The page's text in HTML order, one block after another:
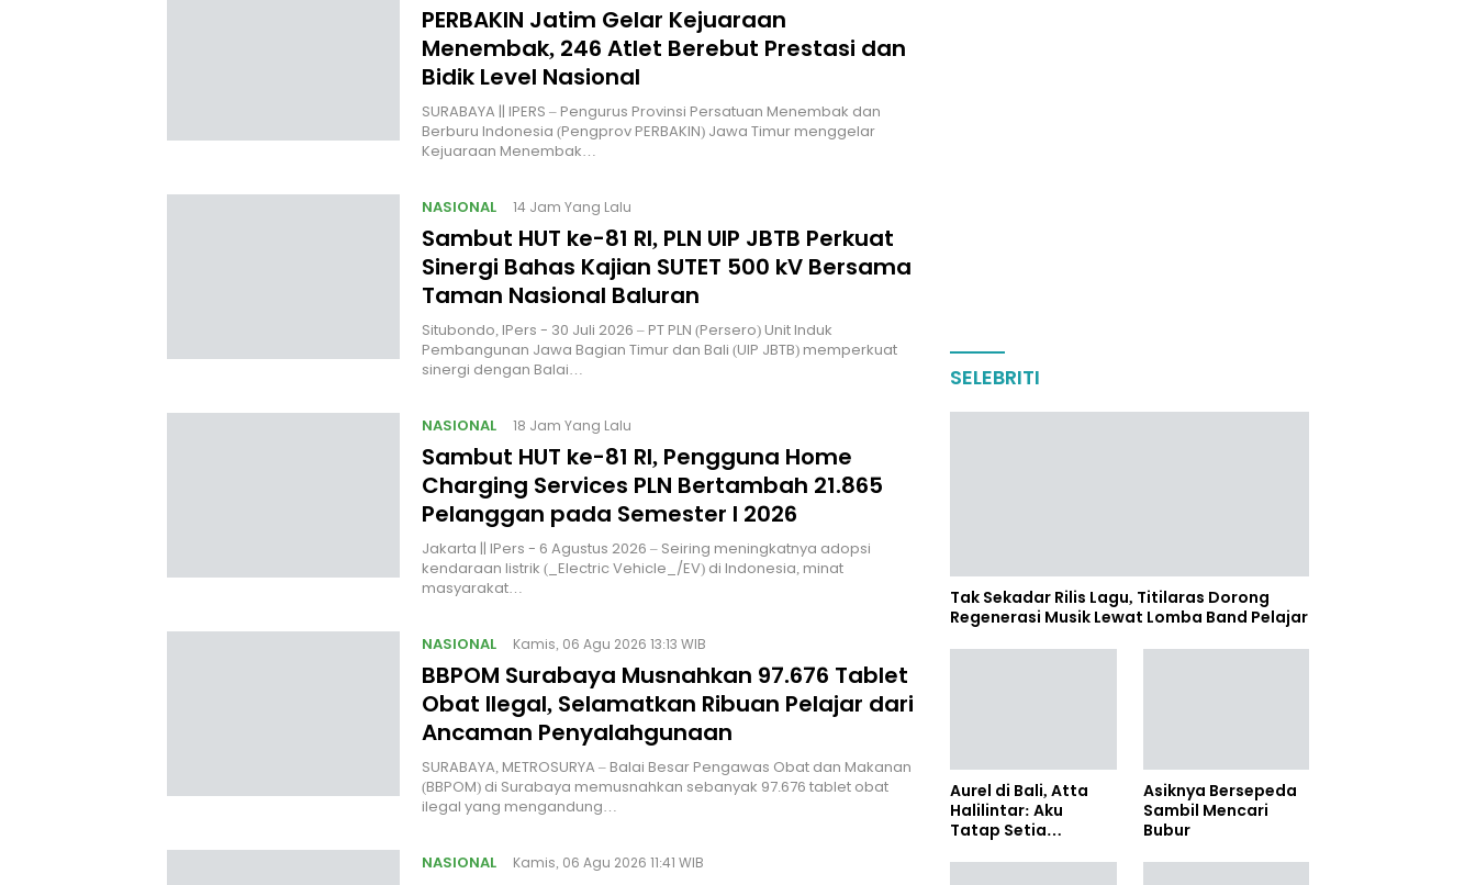
PERBAKIN Jatim Gelar Kejuaraan
Menembak, 246 Atlet Berebut Prestasi dan
Bidik Level Nasional
SURABAYA || IPERS – Pengurus Provinsi Persatuan Menembak dan
Berburu Indonesia (Pengprov PERBAKIN) Jawa Timur menggelar
Kejuaraan Menembak…
NASIONAL 14 Jam Yang Lalu
Sambut HUT ke-81 RI, PLN UIP JBTB Perkuat
Sinergi Bahas Kajian SUTET 500 kV Bersama
Taman Nasional Baluran
Situbondo, IPers - 30 Juli 2026 – PT PLN (Persero) Unit Induk
Pembangunan Jawa Bagian Timur dan Bali (UIP JBTB) memperkuat
sinergi dengan Balai…
NASIONAL 18 Jam Yang Lalu
Sambut HUT ke-81 RI, Pengguna Home
Charging Services PLN Bertambah 21.865
Pelanggan pada Semester I 2026
Jakarta || IPers - 6 Agustus 2026 – Seiring meningkatnya adopsi
kendaraan listrik (_Electric Vehicle_/EV) di Indonesia, minat
masyarakat…
NASIONAL Kamis, 06 Agu 2026 13:13 WIB
BBPOM Surabaya Musnahkan 97.676 Tablet
Obat Ilegal, Selamatkan Ribuan Pelajar dari
Ancaman Penyalahgunaan
SURABAYA, METROSURYA – Balai Besar Pengawas Obat dan Makanan
(BBPOM) di Surabaya memusnahkan sebanyak 97.676 tablet obat
ilegal yang mengandung…
NASIONAL Kamis, 06 Agu 2026 11:41 WIB
SELEBRITI
Tak Sekadar Rilis Lagu, Titilaras Dorong
Regenerasi Musik Lewat Lomba Band Pelajar
Aurel di Bali, Atta
Halilintar: Aku
Tatap Setia
Asiknya Bersepeda
Sambil Mencari
Bubur